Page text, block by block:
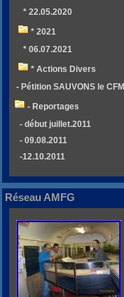
* 22.05.2020
* 2021
* 06.07.2021
* Actions Divers
- Pétition SAUVONS le CFM
- Reportages
- début juillet.2011
- 09.08.2011
-12.10.2011
Réseau AMFG